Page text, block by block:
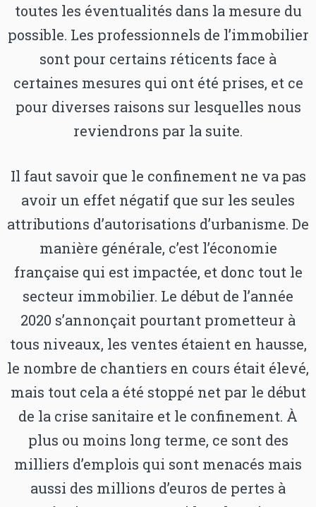
toutes les éventualités dans la mesure du
possible. Les professionnels de l’immobilier
sont pour certains réticents face à
certaines mesures qui ont été prises, et ce
pour diverses raisons sur lesquelles nous
reviendrons par la suite.
Il faut savoir que le confinement ne va pas
avoir un effet négatif que sur les seules
attributions d’autorisations d’urbanisme. De
manière générale, c’est l’économie
française qui est impactée, et donc tout le
secteur immobilier. Le début de l’année
2020 s’annonçait pourtant prometteur à
tous niveaux, les ventes étaient en hausse,
le nombre de chantiers en cours était élevé,
mais tout cela a été stoppé net par le début
de la crise sanitaire et le confinement. À
plus ou moins long terme, ce sont des
milliers d’emplois qui sont menacés mais
aussi des millions d’euros de pertes à